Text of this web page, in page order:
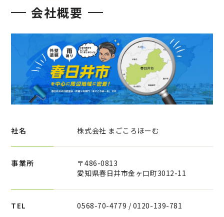
会社概要
社名 株式会社 まごころほーむ
事業所
〒486-0813
愛知県春日井市金ヶ口町3012-11
TEL 0568-70-4779 / 0120-139-781